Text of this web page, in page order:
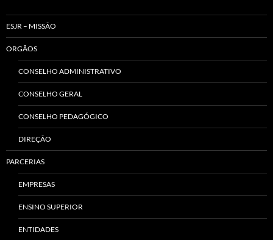
ESJR – MISSÃO
ORGÃOS
CONSELHO ADMINISTRATIVO
CONSELHO GERAL
CONSELHO PEDAGÓGICO
DIREÇÃO
PARCERIAS
EMPRESAS
ENSINO SUPERIOR
ENTIDADES